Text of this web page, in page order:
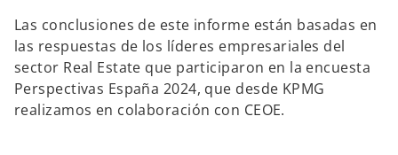
Las conclusiones de este informe están basadas en
las respuestas de los líderes empresariales del
sector Real Estate que participaron en la encuesta
Perspectivas España 2024, que desde KPMG
realizamos en colaboración con CEOE.